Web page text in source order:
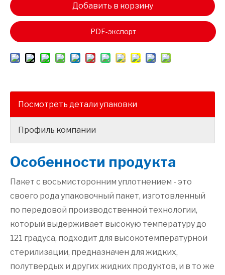
Добавить в корзину
PDF-экспорт
Посмотреть детали упаковки
Профиль компании
Особенности продукта
Пакет с восьмисторонним уплотнением - это
своего рода упаковочный пакет, изготовленный
по передовой производственной технологии,
который выдерживает высокую температуру до
121 градуса, подходит для высокотемпературной
стерилизации, предназначен для жидких,
полутвердых и других жидких продуктов, и в то же